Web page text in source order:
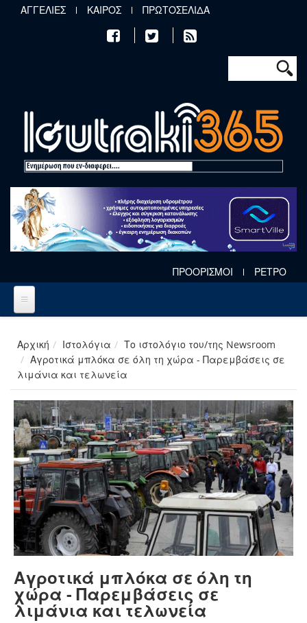
Παράκαμψη προς το κυρίως περιεχόμενο
ΑΓΓΕΛΙΕΣ ΚΑΙΡΟΣ ΠΡΩΤΟΣΕΛΙΔΑ
Φόρμα
Αναζήτηση
ΠΡΟΟΡΙΣΜΟΙ ΡΕΤΡΟ
Αρχική Ιστολόγια
Το ιστολόγιο του/της Newsroom
Αγροτικά μπλόκα σε όλη τη χώρα - Παρεμβάσεις σε
λιμάνια και τελωνεία
Αγροτικά μπλόκα σε όλη τη
χώρα - Παρεμβάσεις σε
λιμάνια και τελωνεία